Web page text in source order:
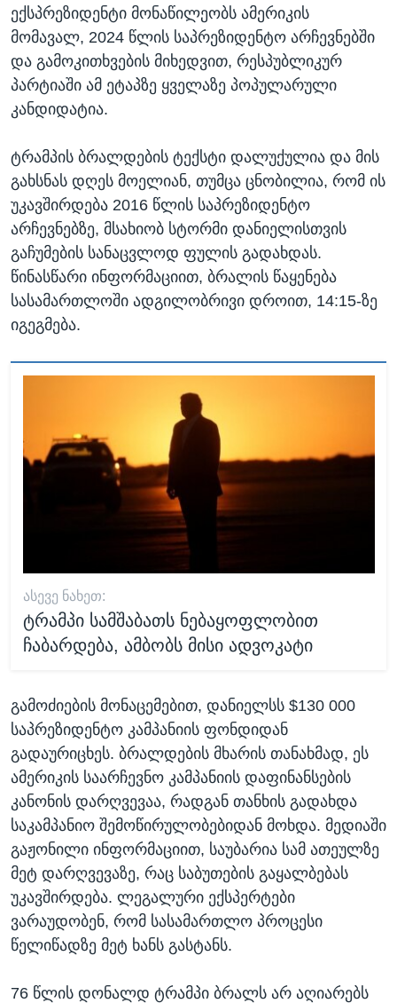
ექსპრეზიდენტი მონაწილეობს ამერიკის
მომავალ, 2024 წლის საპრეზიდენტო არჩევნებში
და გამოკითხვების მიხედვით, რესპუბლიკურ
პარტიაში ამ ეტაპზე ყველაზე პოპულარული
კანდიდატია.
ტრამპის ბრალდების ტექსტი დალუქულია და მის
გახსნას დღეს მოელიან, თუმცა ცნობილია, რომ ის
უკავშირდება 2016 წლის საპრეზიდენტო
არჩევნებზე, მსახიობ სტორმი დანიელისთვის
გაჩუმების სანაცვლოდ ფულის გადახდას.
წინასწარი ინფორმაციით, ბრალის წაყენება
სასამართლოში ადგილობრივი დროით, 14:15-ზე
იგეგმება.
ᲐᲡᲔᲕᲔ ᲜᲐᲮᲔᲗ:
ტრამპი სამშაბათს ნებაყოფლობით
ჩაბარდება, ამბობს მისი ადვოკატი
გამოძიების მონაცემებით, დანიელსს $130 000
საპრეზიდენტო კამპანიის ფონდიდან
გადაურიცხეს. ბრალდების მხარის თანახმად, ეს
ამერიკის საარჩევნო კამპანიის დაფინანსების
კანონის დარღვევაა, რადგან თანხის გადახდა
საკამპანიო შემოწირულობებიდან მოხდა. მედიაში
გაჟონილი ინფორმაციით, საუბარია სამ ათეულზე
მეტ დარღვევაზე, რაც საბუთების გაყალბებას
უკავშირდება. ლეგალური ექსპერტები
ვარაუდობენ, რომ სასამართლო პროცესი
წელიწადზე მეტ ხანს გასტანს.
76 წლის დონალდ ტრამპი ბრალს არ აღიარებს